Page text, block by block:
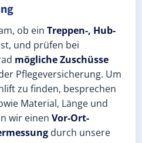
ob ein Treppen-, Hub-
und prüfen bei
mögliche Zuschüsse
Pflegeversicherung. Um
zu finden, besprechen
Material, Länge und
wir einen Vor-Ort-
durch unsere